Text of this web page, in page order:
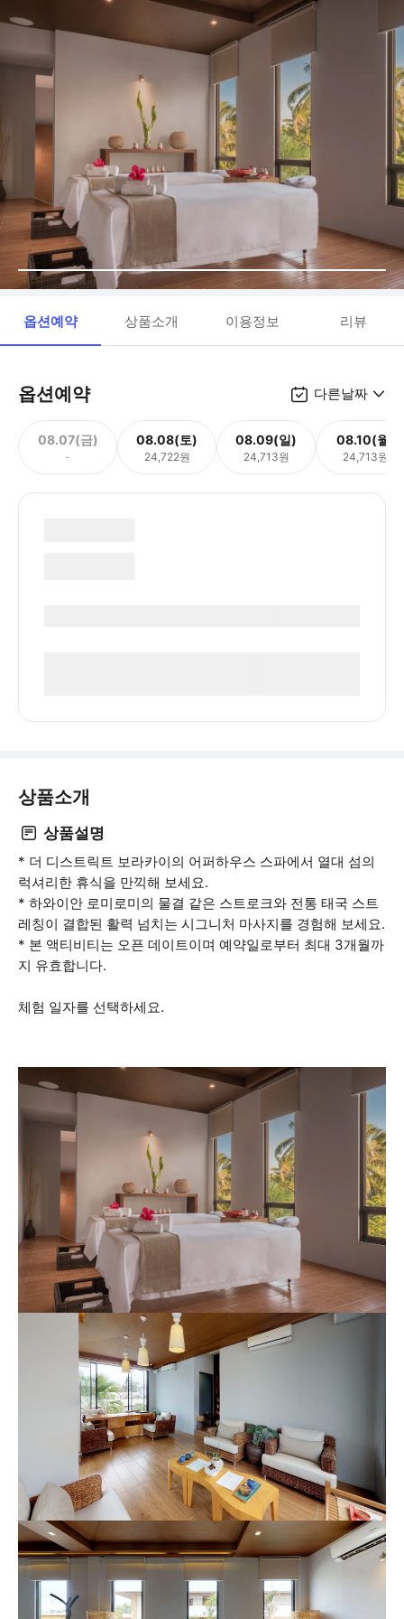
옵션예약 상품소개 이용정보 리뷰
옵션예약 다른날짜
08.07(금)
-
08.08(토)
24,722원
08.09(일)
24,713원
08.10(월)
24,713원
상품소개
상품설명
* 더 디스트릭트 보라카이의 어퍼하우스 스파에서 열대 섬의
럭셔리한 휴식을 만끽해 보세요.
* 하와이안 로미로미의 물결 같은 스트로크와 전통 태국 스트
레칭이 결합된 활력 넘치는 시그니처 마사지를 경험해 보세요.
* 본 액티비티는 오픈 데이트이며 예약일로부터 최대 3개월까
지 유효합니다.
체험 일자를 선택하세요.